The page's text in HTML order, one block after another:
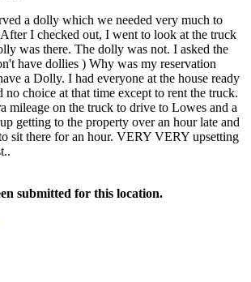
a dolly which we needed very much to
I checked out, I went to look at the truck
was there. The dolly was not. I asked the
have dollies ) Why was my reservation
a Dolly. I had everyone at the house ready
no choice at that time except to rent the truck.
mileage on the truck to drive to Lowes and a
getting to the property over an hour late and
sit there for an hour. VERY VERY upsetting
submitted for this location.